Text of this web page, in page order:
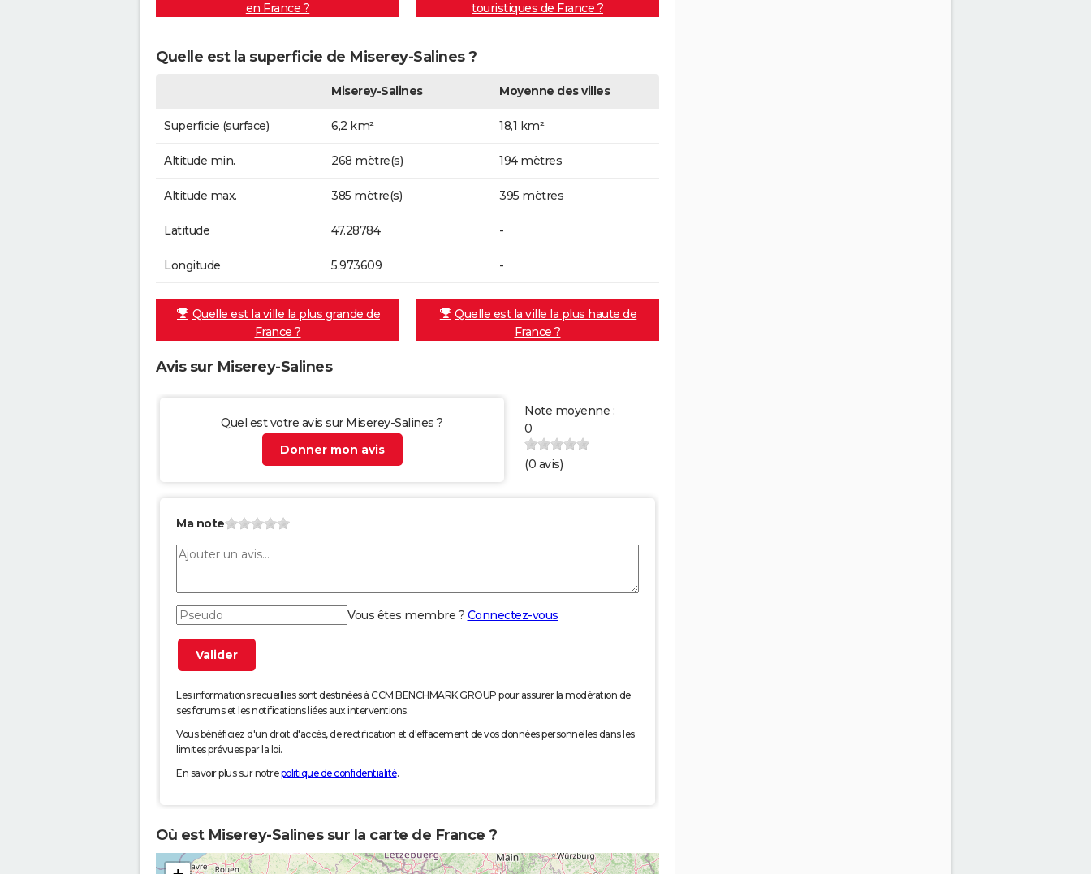
en France ?
touristiques de France ?
Quelle est la superficie de Miserey-Salines ?
Miserey-Salines Moyenne des villes
Superficie (surface) 6,2 km² 18,1 km²
Altitude min. 268 mètre(s) 194 mètres
Altitude max. 385 mètre(s) 395 mètres
Latitude 47.28784 -
Longitude 5.973609 -
Quelle est la ville la plus grande de
France ?
Quelle est la ville la plus haute de
France ?
Avis sur Miserey-Salines
Quel est votre avis sur Miserey-Salines ?
Donner mon avis
Note moyenne :
0
(0 avis)
Ma note
Vous êtes membre ? Connectez-vous
Les informations recueillies sont destinées à CCM BENCHMARK GROUP pour assurer la modération de
ses forums et les notifications liées aux interventions.
Vous bénéficiez d'un droit d'accès, de rectification et d'effacement de vos données personnelles dans les
limites prévues par la loi.
En savoir plus sur notrepolitique de confidentialité.
Où est Miserey-Salines sur la carte de France ?